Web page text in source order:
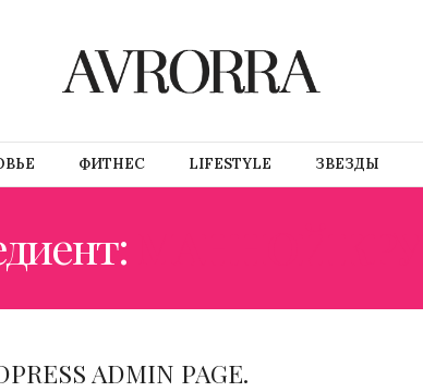
ФИТНЕС LIFESTYLE ЗВЕЗДЫ
ADMIN PAGE.